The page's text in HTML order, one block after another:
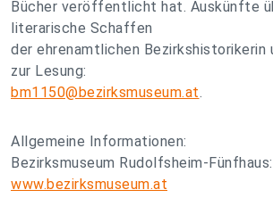
Bücher veröffentlicht hat. Auskünfte
literarische Schaffen
der ehrenamtlichen Bezirkshistorikerin
zur Lesung:
bm1150@bezirksmuseum.at.
Allgemeine Informationen:
Bezirksmuseum Rudolfsheim-Fünfhaus:
www.bezirksmuseum.at